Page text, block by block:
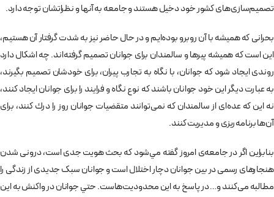
تصميم‌سازی‌های كشور خود دخيل هستند و جامعه به آنها و نظراتشان توجه دارد.
بحرانی كه هميشه با آن روبرو بوده‌ایم و در حال حاضر نیز به شدت گرفتار آن هستيم،
اين است كه هميشه پيرها و سالمندان برای جوانان تصميم گرفته‌اند. چه اشكال دارد
روندی ايجاد شود كه جوانان، با نگاه به تجارب پیران، برای خودشان تصميم‌ بگيرند،
به عبارت دیگر اين خود جوانان باشند كه نوع نگاه و فرايند را برای جوانان ایجاد کنند،
نه اين كه عده‌ای از سالمندان كه نمی‌توانند متقضيات جوانان روز را درك كنند، برای
آن‌ها برنامه‌ريزی و مديريت كنند.
بنابراين اگر در جامعه‌ی امروز گفته مي‌شود كه بحث هويت جدی است، درونی شدن
هنجارهای رسمی در بين جوانان دچار اختلال است و جوانان سبک جدیدی از زندگی را
مطالبه می‌کنند و… در پاسخ به اين محدوديت‌هاست. حتي جوانان در واکنش به این